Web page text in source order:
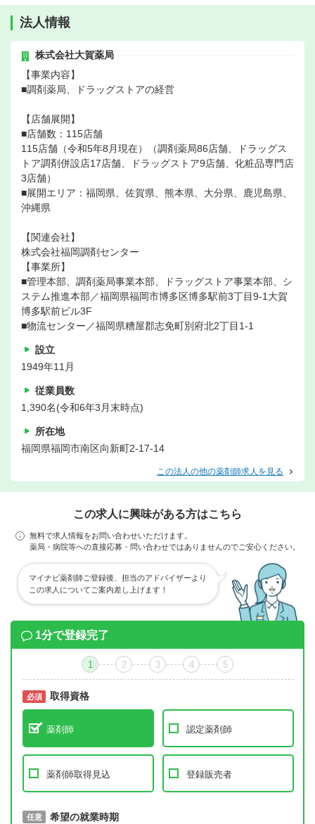
法人情報
株式会社大賀薬局
【事業内容】
■調剤薬局、ドラッグストアの経営
【店舗展開】
■店舗数：115店舗
115店舗（令和5年8月現在）（調剤薬局86店舗、ドラッグス
トア調剤併設店17店舗、ドラッグストア9店舗、化粧品専門店
3店舗）
■展開エリア：福岡県、佐賀県、熊本県、大分県、鹿児島県、
沖縄県
【関連会社】
株式会社福岡調剤センター
【事業所】
■管理本部、調剤薬局事業本部、ドラッグストア事業本部、シ
ステム推進本部／福岡県福岡市博多区博多駅前3丁目9-1大賀
博多駅前ビル3F
■物流センター／福岡県糟屋郡志免町別府北2丁目1-1
設立
1949年11月
従業員数
1,390名(令和6年3月末時点)
所在地
福岡県福岡市南区向新町2-17-14
この法人の他の薬剤師求人を見る
この求人に興味がある方はこちら
無料で求人情報をお問い合わせいただけます。
薬局・病院等への直接応募・問い合わせではありませんのでご安心ください。
マイナビ薬剤師ご登録後、担当のアドバイザーより
この求人についてご案内差し上げます！
1分で登録完了
1 2 3 4 5
必須 取得資格
薬剤師 認定薬剤師
薬剤師取得見込 登録販売者
必須 取得予定年
任意 希望の就業時期